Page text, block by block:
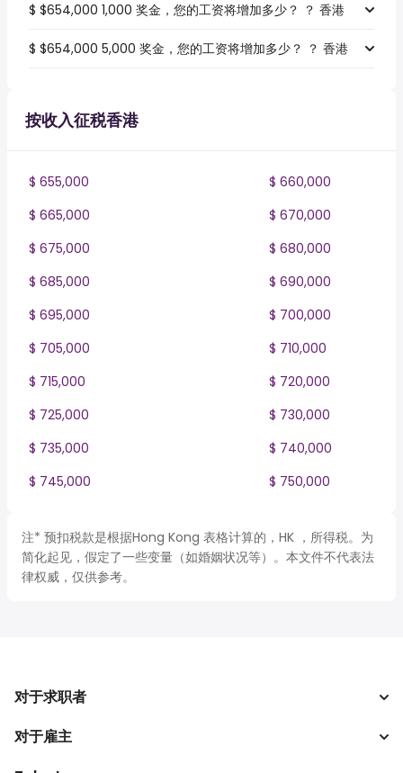
$ $654,000 1,000 奖金，您的工资将增加多少？ ？ 香港
$ $654,000 5,000 奖金，您的工资将增加多少？ ？ 香港
按收入征税香港
$ 655,000
$ 660,000
$ 665,000
$ 670,000
$ 675,000
$ 680,000
$ 685,000
$ 690,000
$ 695,000
$ 700,000
$ 705,000
$ 710,000
$ 715,000
$ 720,000
$ 725,000
$ 730,000
$ 735,000
$ 740,000
$ 745,000
$ 750,000
注* 预扣税款是根据Hong Kong 表格计算的，HK ，所得税。为
简化起见，假定了一些变量（如婚姻状况等）。本文件不代表法
律权威，仅供参考。
对于求职者
搜索工作
对于雇主